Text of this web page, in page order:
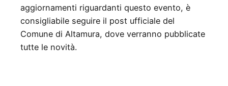
aggiornamenti riguardanti questo evento, è
consigliabile seguire il post ufficiale del
Comune di Altamura, dove verranno pubblicate
tutte le novità.